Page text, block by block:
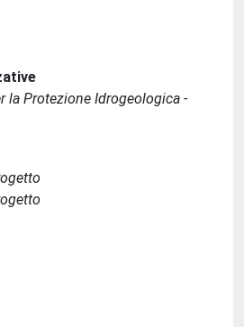
la Protezione Idrogeologica -